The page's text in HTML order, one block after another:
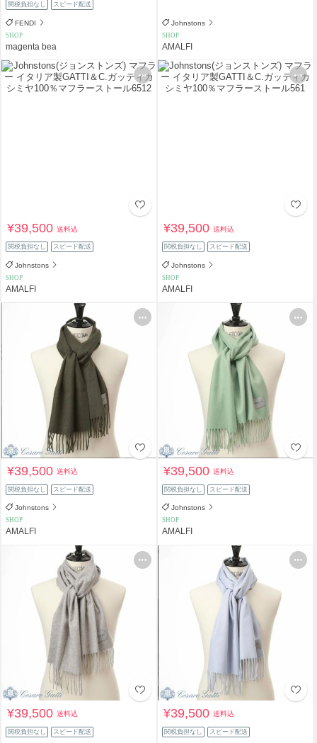
関税負担なし スピード配送
FENDI
SHOP
magenta bea
Johnstons
SHOP
AMALFI
¥39,500送料込
関税負担なし スピード配送
Johnstons
SHOP
AMALFI
¥39,500送料込
関税負担なし スピード配送
Johnstons
SHOP
AMALFI
¥39,500送料込
関税負担なし スピード配送
Johnstons
SHOP
AMALFI
¥39,500送料込
関税負担なし スピード配送
Johnstons
SHOP
AMALFI
¥39,500送料込
関税負担なし スピード配送
¥39,500送料込
関税負担なし スピード配送